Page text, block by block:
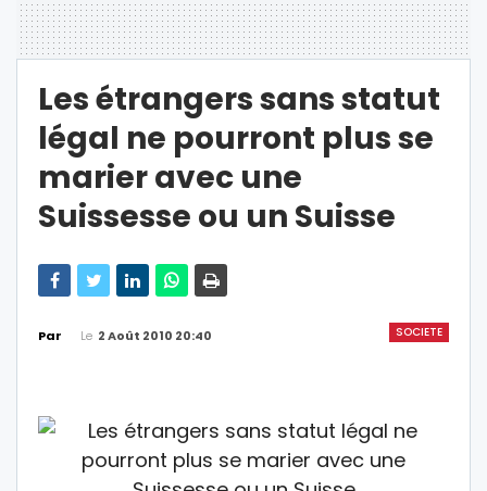
Les étrangers sans statut
légal ne pourront plus se
marier avec une
Suissesse ou un Suisse
SOCIETE
Par Le 2 Août 2010 20:40